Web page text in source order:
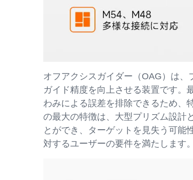
オフアクシスガイダー（OAG）は
ガイド精度を向上させる装置です。
わみによる誤差を排除できるため、
の最大の特徴は、大型プリズム設計
とができ、ターゲットを見失う可能
対するユーザーの要件を満たします。